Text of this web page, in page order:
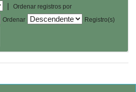
|
Ordenar registros por
Ordenar
Registro(s)